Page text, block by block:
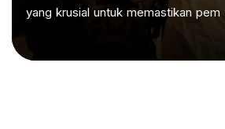
yang krusial untuk memastikan pem